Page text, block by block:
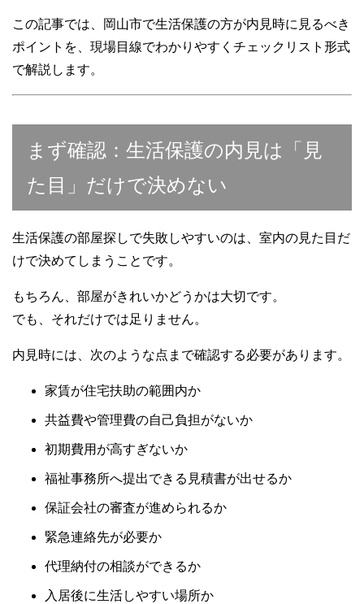
この記事では、岡山市で生活保護の方が内見時に見るべき
ポイントを、現場目線でわかりやすくチェックリスト形式
で解説します。
まず確認：生活保護の内見は「見
た目」だけで決めない
生活保護の部屋探しで失敗しやすいのは、室内の見た目だ
けで決めてしまうことです。
もちろん、部屋がきれいかどうかは大切です。
でも、それだけでは足りません。
内見時には、次のような点まで確認する必要があります。
家賃が住宅扶助の範囲内か
共益費や管理費の自己負担がないか
初期費用が高すぎないか
福祉事務所へ提出できる見積書が出せるか
保証会社の審査が進められるか
緊急連絡先が必要か
代理納付の相談ができるか
入居後に生活しやすい場所か